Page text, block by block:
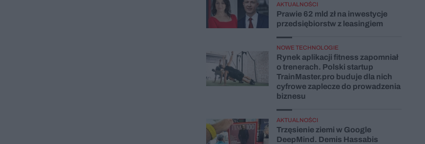
AKTUALNOŚCI
Prawie 62 mld zł na inwestycje
przedsiębiorstw z leasingiem
NOWE TECHNOLOGIE
Rynek aplikacji fitness zapomniał
o trenerach. Polski startup
TrainMaster.pro buduje dla nich
cyfrowe zaplecze do prowadzenia
biznesu
AKTUALNOŚCI
Trzęsienie ziemi w Google
DeepMind. Demis Hassabis